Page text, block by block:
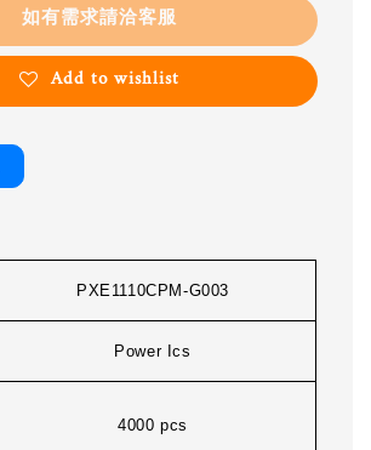
如有需求請洽客服
Add to wishlist
PXE1110CPM-G003
Power Ics
4000 pcs